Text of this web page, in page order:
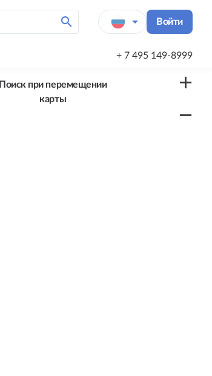
search arrow_drop_down Войти
+ 7 495 149-8999
add
remove
Поиск при перемещении
карты